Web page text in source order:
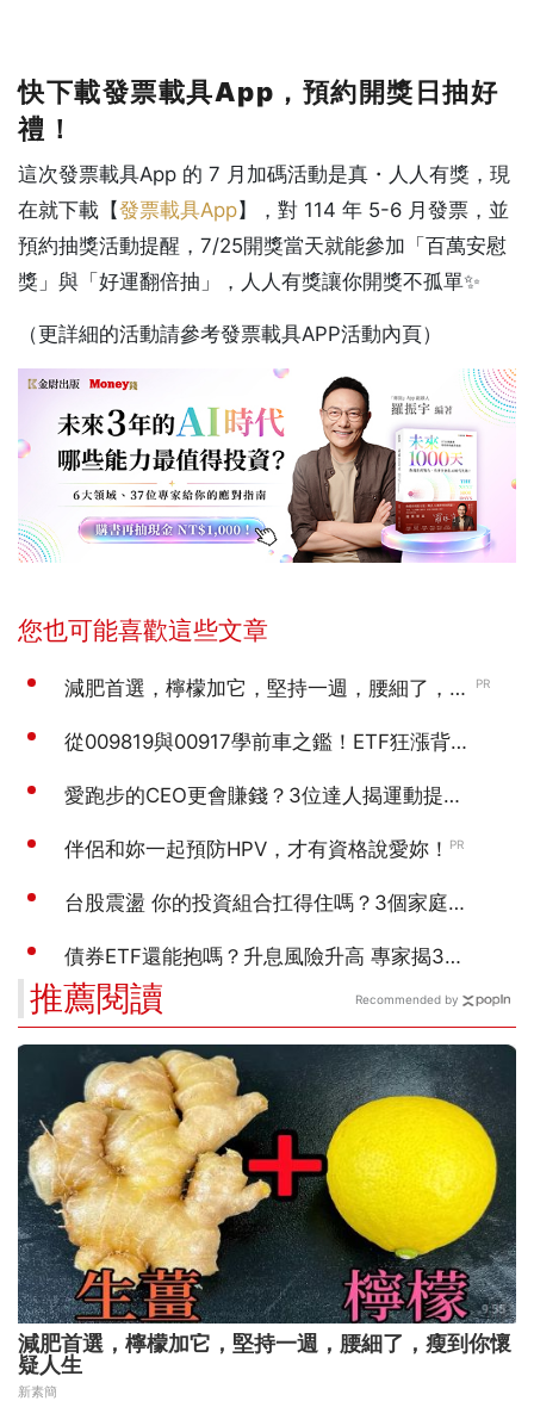
快下載發票載具App，預約開獎日抽好
禮！
這次發票載具App 的 7 月加碼活動是真・人人有獎，現
在就下載【發票載具App】，對 114 年 5-6 月發票，並
預約抽獎活動提醒，7/25開獎當天就能參加「百萬安慰
獎」與「好運翻倍抽」，人人有獎讓你開獎不孤單✨
（更詳細的活動請參考發票載具APP活動內頁）
推薦閱讀
減肥首選，檸檬加它，堅持一週，腰細了，瘦到你懷
疑人生
新素簡
Recommended by